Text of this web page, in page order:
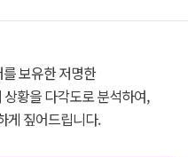
보유한 저명한
황을 다각도로 분석하여,
게 짚어드립니다.